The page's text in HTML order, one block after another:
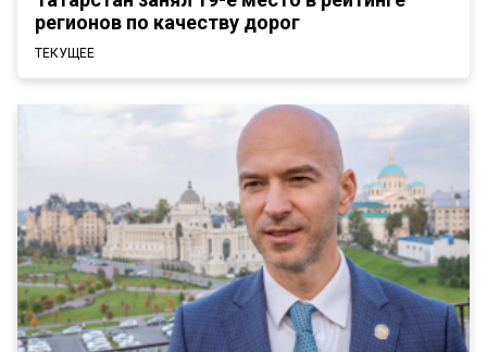
регионов по качеству дорог
ТЕКУЩЕЕ